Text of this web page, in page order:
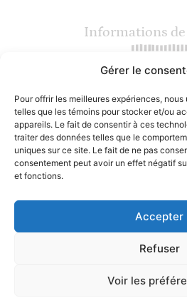
Gérer le
Pour offrir les meilleures expériences,
telles que les témoins pour stocker et/ou
appareils. Le fait de consentir à ces
traiter des données telles que le
uniques sur ce site. Le fait de ne pas
consentement peut avoir un effet négatif
et fonctions.
Accepter
Refuser
Voir les
Informations
(450) 964-5286
2217 Chemin
16800 rue
Lundi : Fermé
Mardi au vendredi :
Samedi : 9h30 -